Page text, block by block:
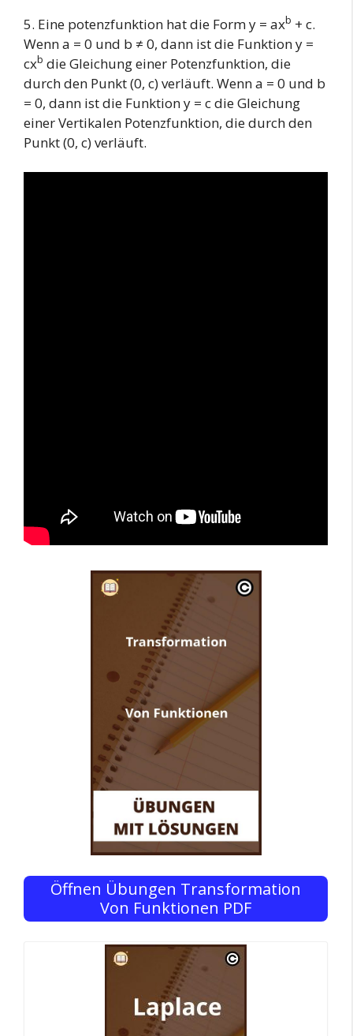
5. Eine potenzfunktion hat die Form y = axb + c.
Wenn a = 0 und b ≠ 0, dann ist die Funktion y =
cxb die Gleichung einer Potenzfunktion, die
durch den Punkt (0, c) verläuft. Wenn a = 0 und b
= 0, dann ist die Funktion y = c die Gleichung
einer Vertikalen Potenzfunktion, die durch den
Punkt (0, c) verläuft.
Öffnen Übungen Transformation
Von Funktionen PDF